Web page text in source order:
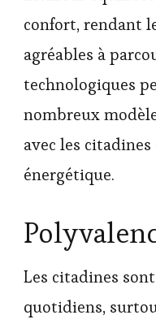
confort, rendant
agréables à
technologiques
nombreux
avec les
énergétique.
Les citadines
quotidiens,